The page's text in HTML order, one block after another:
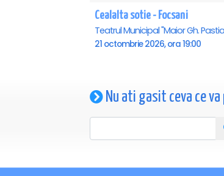
Cealalta sotie - Focsani
21 octombrie 2026, ora 19:00
Nu ati gasit ceva ce va